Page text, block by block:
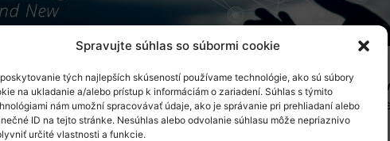
Spravujte súhlas so súbormi cookie
tých najlepších skúseností používame technológie, ako sú súbory
na ukladanie a/alebo prístup k informáciám o zariadení. Súhlas s týmito
nám umožní spracovávať údaje, ako je správanie pri prehliadaní alebo
ID na tejto stránke. Nesúhlas alebo odvolanie súhlasu môže nepriaznivo
určité vlastnosti a funkcie.
InnoTalks #4. Zdroj: https://innonews.blog
sveta? Nezmeškajteštvrtú časť série InnoTalks s hosťom
bohaté skúsenosti, rozoberie kľúčové kroky, na ktoré by ste
Pripojte sa k online 24. januára 2024, od 15:00 do 16:00.